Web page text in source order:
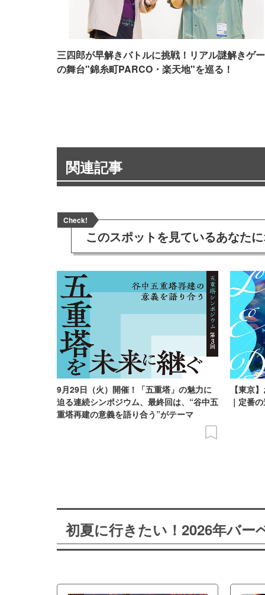
三四郎が早解きバトルに挑戦！リアル謎解きゲ
の舞台"錦糸町PARCO・楽天地"を巡る！
関連記事
Check!
このスポットを見ているあなた
9月29日（火）開催！「五重塔」の魅力に
迫る連続シンポジウム、最終回は、“谷中五
重塔再建の意義を語り合う”がテーマ
【東京
｜定番
初夏に行きたい！2026年バー